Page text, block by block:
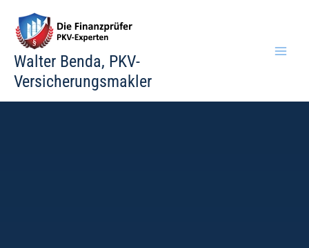
Inhalt
springen
Walter Benda, PKV-
Versicherungsmakler